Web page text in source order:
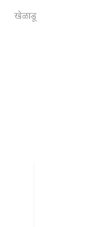
खेळाडू